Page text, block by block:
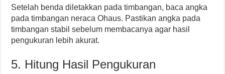
Setelah benda diletakkan pada timbangan, baca angka
pada timbangan neraca Ohaus. Pastikan angka pada
timbangan stabil sebelum membacanya agar hasil
pengukuran lebih akurat.
5. Hitung Hasil Pengukuran